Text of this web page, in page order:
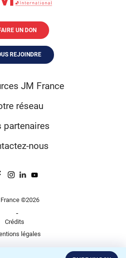
UN DON
REJOINDRE
JM France
réseau
partenaires
nous
©2026
-
Crédits
légales